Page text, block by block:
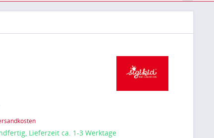
Lieferzeit ca. 1-3 Werktage